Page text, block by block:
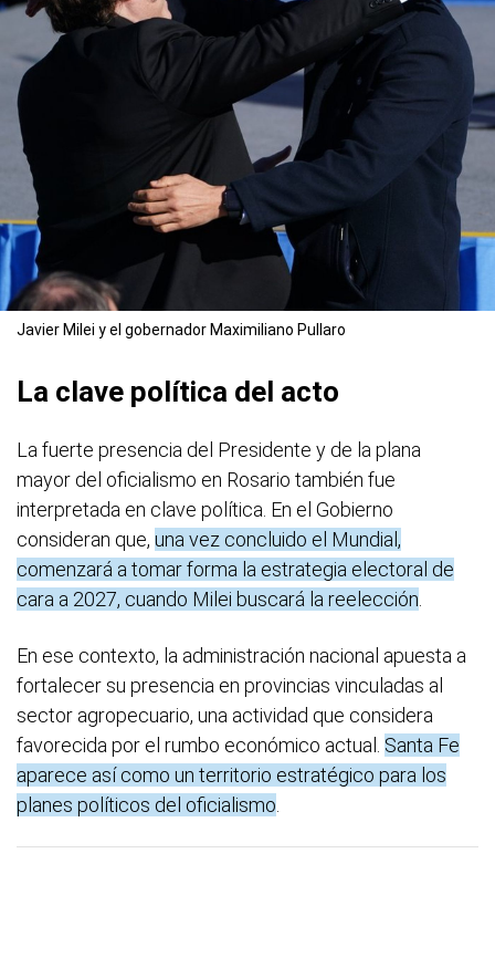
Javier Milei y el gobernador Maximiliano Pullaro
La clave política del acto
La fuerte presencia del Presidente y de la plana
mayor del oficialismo en Rosario también fue
interpretada en clave política. En el Gobierno
consideran que, una vez concluido el Mundial,
comenzará a tomar forma la estrategia electoral de
cara a 2027, cuando Milei buscará la reelección
En ese contexto, la administración nacional apuesta a
fortalecer su presencia en provincias vinculadas al
sector agropecuario, una actividad que considera
favorecida por el rumbo económico actual. Santa Fe
aparece así como un territorio estratégico para los
planes políticos del oficialismo